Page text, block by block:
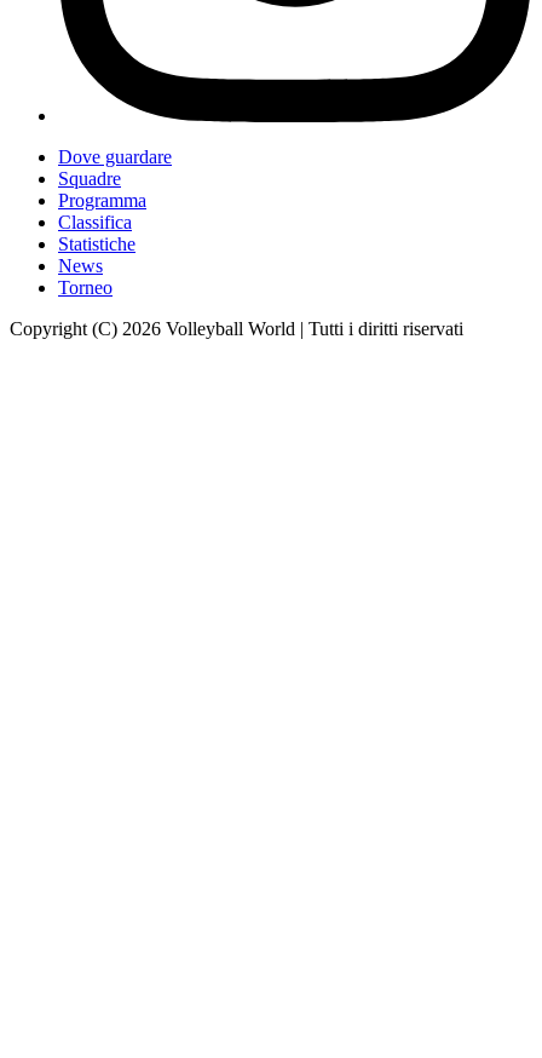
Dove guardare
Squadre
Programma
Classifica
Statistiche
News
Torneo
Copyright (C) 2026 Volleyball World | Tutti i diritti riservati